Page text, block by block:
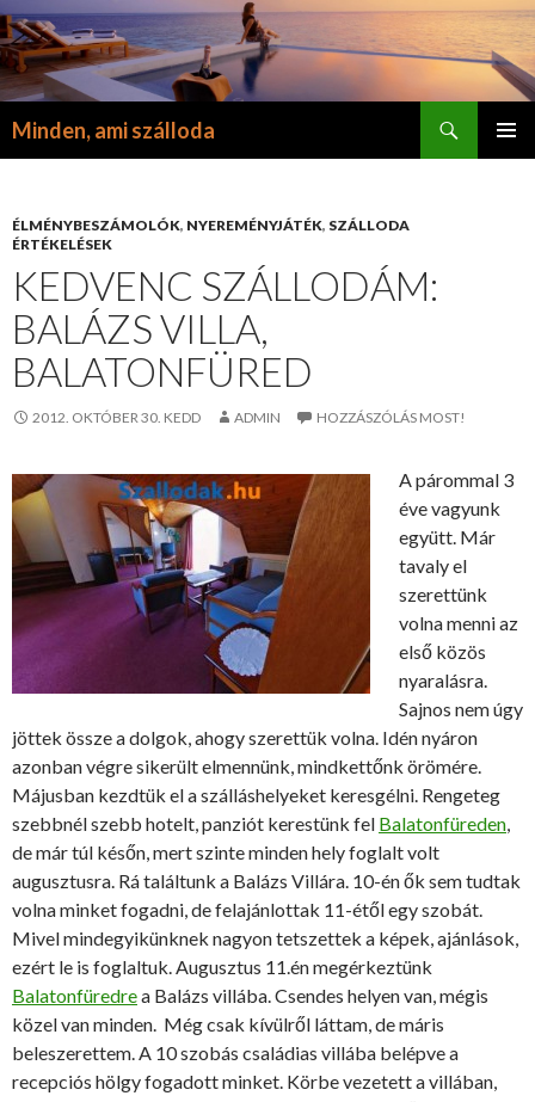
Minden, ami szálloda
ÉLMÉNYBESZÁMOLÓK, NYEREMÉNYJÁTÉK, SZÁLLODA
ÉRTÉKELÉSEK
KEDVENC SZÁLLODÁM:
BALÁZS VILLA,
BALATONFÜRED
2012. OKTÓBER 30. KEDD ADMIN HOZZÁSZÓLÁS MOST!
A párommal 3
éve vagyunk
együtt. Már
tavaly el
szerettünk
volna menni az
első közös
nyaralásra.
Sajnos nem úgy
jöttek össze a dolgok, ahogy szerettük volna. Idén nyáron
azonban végre sikerült elmennünk, mindkettőnk örömére.
Májusban kezdtük el a szálláshelyeket keresgélni. Rengeteg
szebbnél szebb hotelt, panziót kerestünk fel Balatonfüreden,
de már túl későn, mert szinte minden hely foglalt volt
augusztusra. Rá találtunk a Balázs Villára. 10-én ők sem tudtak
volna minket fogadni, de felajánlottak 11-étől egy szobát.
Mivel mindegyikünknek nagyon tetszettek a képek, ajánlások,
ezért le is foglaltuk. Augusztus 11.én megérkeztünk
Balatonfüredrea Balázs villába. Csendes helyen van, mégis
közel van minden. Még csak kívülről láttam, de máris
beleszerettem. A 10 szobás családias villába belépve a
recepciós hölgy fogadott minket. Körbe vezetett a villában,